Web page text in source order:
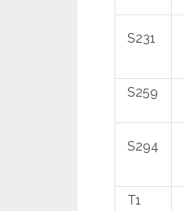
S231
S259
S294
T1